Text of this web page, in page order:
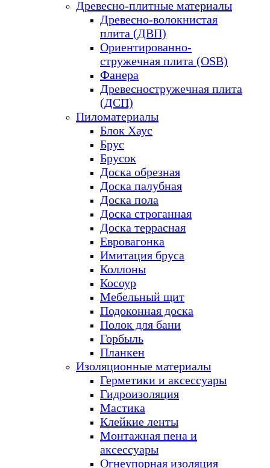
Древесно-плитные материалы
Древесно-волокнистая
плита (ДВП)
Ориентированно-
стружечная плита (OSB)
Фанера
Древесностружечная плита
(ДСП)
Пиломатериалы
Блок Хаус
Брус
Брусок
Доска обрезная
Доска палубная
Доска пола
Доска строганная
Доска террасная
Евровагонка
Имитация бруса
Коллоны
Косоур
Мебельный щит
Подоконная доска
Полок для бани
Горбыль
Планкен
Изоляционные материалы
Герметики и аксессуары
Гидроизоляция
Мастика
Клейкие ленты
Монтажная пена и
аксессуары
Огнеупорная изоляция